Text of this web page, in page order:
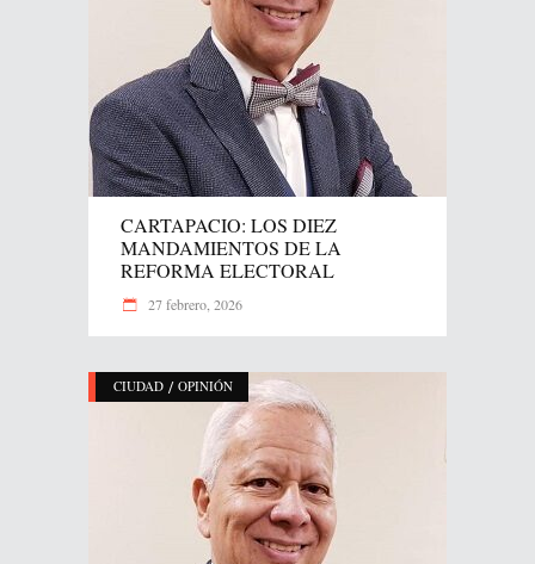
CARTAPACIO: LOS DIEZ
MANDAMIENTOS DE LA
REFORMA ELECTORAL
27 febrero, 2026
CIUDAD / OPINIÓN